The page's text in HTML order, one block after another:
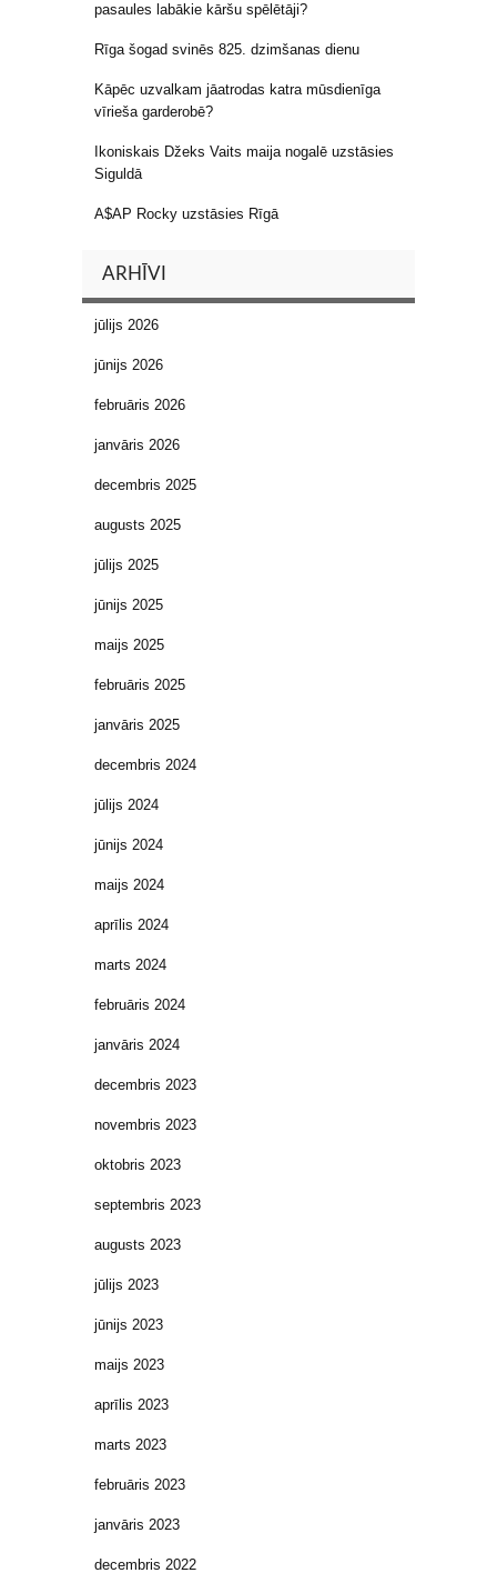
pasaules labākie kāršu spēlētāji?
Rīga šogad svinēs 825. dzimšanas dienu
Kāpēc uzvalkam jāatrodas katra mūsdienīga
vīrieša garderobē?
Ikoniskais Džeks Vaits maija nogalē uzstāsies
Siguldā
A$AP Rocky uzstāsies Rīgā
ARHĪVI
jūlijs 2026
jūnijs 2026
februāris 2026
janvāris 2026
decembris 2025
augusts 2025
jūlijs 2025
jūnijs 2025
maijs 2025
februāris 2025
janvāris 2025
decembris 2024
jūlijs 2024
jūnijs 2024
maijs 2024
aprīlis 2024
marts 2024
februāris 2024
janvāris 2024
decembris 2023
novembris 2023
oktobris 2023
septembris 2023
augusts 2023
jūlijs 2023
jūnijs 2023
maijs 2023
aprīlis 2023
marts 2023
februāris 2023
janvāris 2023
decembris 2022